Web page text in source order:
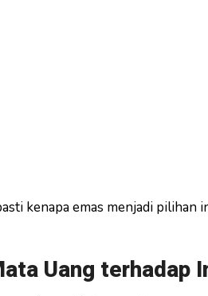
kenapa emas menjadi
Uang terhadap